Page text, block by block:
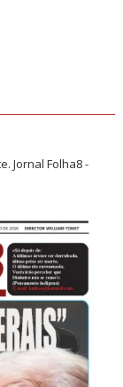
Jornal Folha8 -